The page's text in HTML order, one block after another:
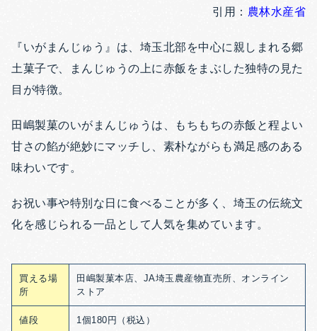
引用： 農林水産省
『いがまんじゅう』は、埼玉北部を中心に親しまれる郷
土菓子で、まんじゅうの上に赤飯をまぶした独特の見た
目が特徴。
田嶋製菓のいがまんじゅうは、もちもちの赤飯と程よい
甘さの餡が絶妙にマッチし、素朴ながらも満足感のある
味わいです。
お祝い事や特別な日に食べることが多く、埼玉の伝統文
化を感じられる一品として人気を集めています。
買える場
所
田嶋製菓本店、JA埼玉農産物直売所、オンライン
ストア
値段 1個180円（税込）